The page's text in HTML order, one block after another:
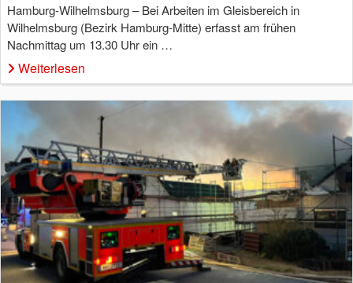
Hamburg-Wilhelmsburg – Bei Arbeiten im Gleisbereich in
Wilhelmsburg (Bezirk Hamburg-Mitte) erfasst am frühen
Nachmittag um 13.30 Uhr ein …
Weiterlesen